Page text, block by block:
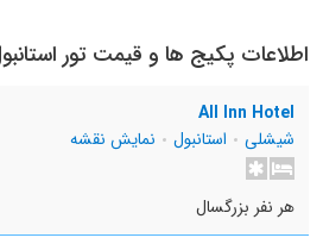
اطلاعات پکیج ها و قیمت تور
All Inn Hotel
شیشلی
استانبول نمایش نقشه
هر نفر بزرگسال